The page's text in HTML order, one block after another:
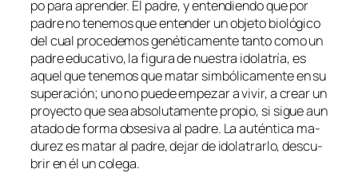
po pa­ra apren­der. El pa­dre, y en­ten­dien­do que por
pa­dre no te­ne­mos que en­ten­der un ob­je­to bio­ló­gi­co
del cual pro­ce­de­mos ge­né­ti­ca­men­te tan­to co­mo un
pa­dre edu­ca­ti­vo, la fi­gu­ra de nues­tra ido­la­tría, es
aquel que te­ne­mos que ma­tar sim­bó­li­ca­men­te en su
su­pera­ción; uno no pue­de em­pe­zar a vi­vir, a crear un
pro­yec­to que sea ab­so­lu­ta­men­te pro­pio, si si­gue aun
ata­do de for­ma ob­se­si­va al pa­dre. La au­tén­ti­ca ma­
du­rez es ma­tar al pa­dre, de­jar de ido­la­trar­lo, des­cu­
brir en él un colega.